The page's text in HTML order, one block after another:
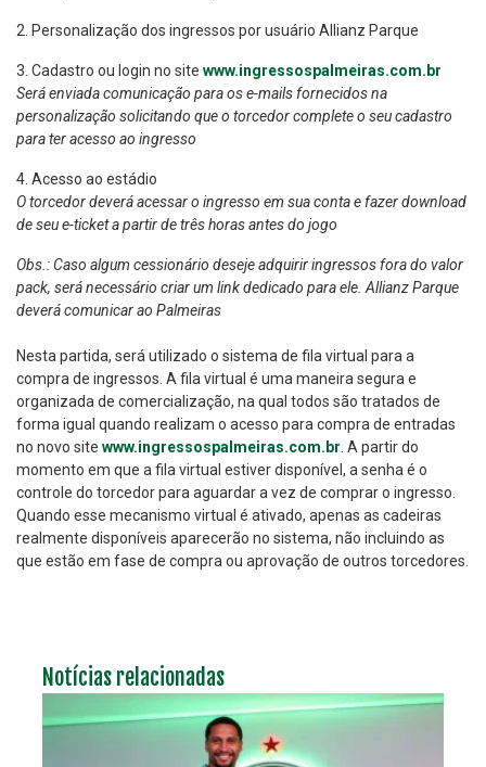
2. Personalização dos ingressos por usuário Allianz Parque
3. Cadastro ou login no site www.ingressospalmeiras.com.br
Será enviada comunicação para os e-mails fornecidos na
personalização solicitando que o torcedor complete o seu cadastro
para ter acesso ao ingresso
4. Acesso ao estádio
O torcedor deverá acessar o ingresso em sua conta e fazer download
de seu e-ticket a partir de três horas antes do jogo
Obs.: Caso algum cessionário deseje adquirir ingressos fora do valor
pack, será necessário criar um link dedicado para ele. Allianz Parque
deverá comunicar ao Palmeiras
Nesta partida, será utilizado o sistema de fila virtual para a
compra de ingressos. A fila virtual é uma maneira segura e
organizada de comercialização, na qual todos são tratados de
forma igual quando realizam o acesso para compra de entradas
no novo site www.ingressospalmeiras.com.br . A partir do
momento em que a fila virtual estiver disponível, a senha é o
controle do torcedor para aguardar a vez de comprar o ingresso.
Quando esse mecanismo virtual é ativado, apenas as cadeiras
realmente disponíveis aparecerão no sistema, não incluindo as
que estão em fase de compra ou aprovação de outros torcedores.
Notícias relacionadas